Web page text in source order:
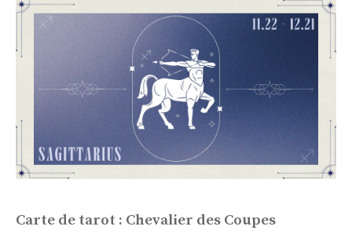
Carte de tarot : Chevalier des Coupes